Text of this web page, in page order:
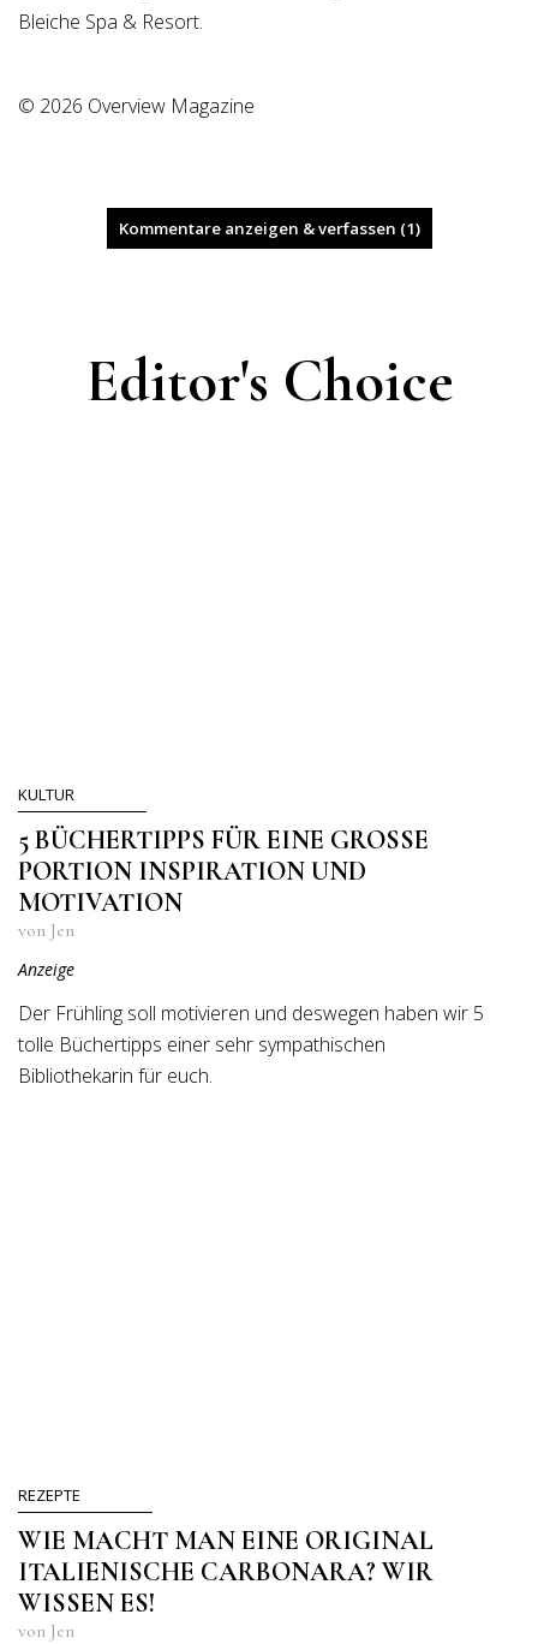
Bleiche Spa & Resort.
© 2026 Overview Magazine
Kommentare anzeigen & verfassen (1)
Editor's Choice
KULTUR
5 BÜCHERTIPPS FÜR EINE GROSSE P
ORTION INSPIRATION UND M
OTIVATION
von Jen
Anzeige
Der Frühling soll motivieren und deswegen haben wir 5
tolle Büchertipps einer sehr sympathischen
Bibliothekarin für euch.
REZEPTE
WIE MACHT MAN EINE ORIGINAL
ITALIENISCHE CARBONARA? WIR
WISSEN ES!
von Jen